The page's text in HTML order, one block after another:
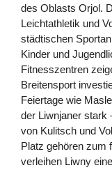
des Oblasts Orjol.
Leichtathletik und
städtischen
Kinder und
Fitnesszentren
Breitensport
Feiertage wie
der Liwnjaner stark
von Kulitsch und
Platz gehören zum
verleihen Liwny